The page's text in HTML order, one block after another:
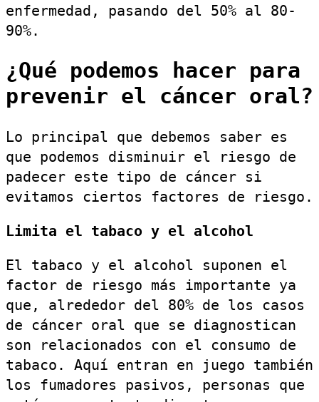
enfermedad, pasando del 50% al 80-
90%.
¿Qué podemos hacer para
prevenir el cáncer oral?
Lo principal que debemos saber es
que podemos disminuir el riesgo de
padecer este tipo de cáncer si
evitamos ciertos factores de riesgo.
Limita el tabaco y el alcohol
El tabaco y el alcohol suponen el
factor de riesgo más importante ya
que, alrededor del 80% de los casos
de cáncer oral que se diagnostican
son relacionados con el consumo de
tabaco. Aquí entran en juego también
los fumadores pasivos, personas que